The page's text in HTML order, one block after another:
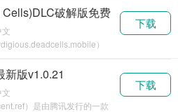
破解版免费
）
下载
新版v1.0.21
）是由腾讯发行的一款
下载